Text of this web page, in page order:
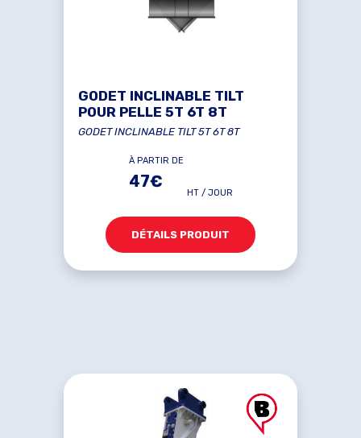
GODET INCLINABLE TILT
POUR PELLE 5T 6T 8T
GODET INCLINABLE TILT 5T 6T 8T
À PARTIR DE
47€
HT / JOUR
DÉTAILS PRODUIT